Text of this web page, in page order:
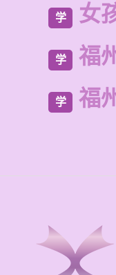
学 女
学 福
学 福